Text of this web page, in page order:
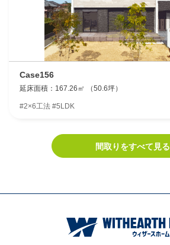
Case156
延床面積：167.26㎡ （50.6坪）
#2×6工法 #5LDK
間取りをすべて見る